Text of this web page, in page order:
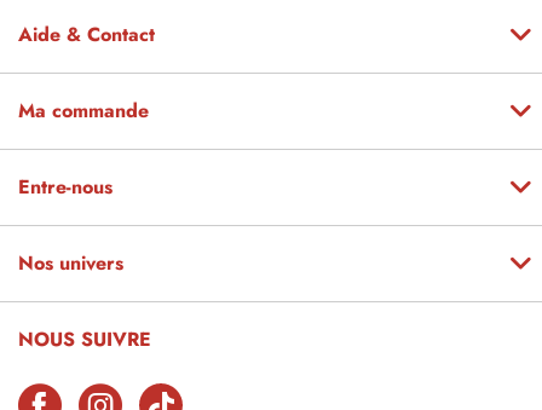
Aide & Contact
Ma commande
Entre-nous
Nos univers
NOUS SUIVRE